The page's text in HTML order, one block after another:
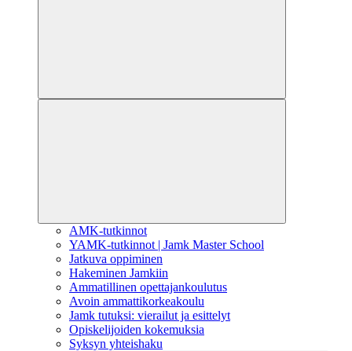
AMK-tutkinnot
YAMK-tutkinnot | Jamk Master School
Jatkuva oppiminen
Hakeminen Jamkiin
Ammatillinen opettajankoulutus
Avoin ammattikorkeakoulu
Jamk tutuksi: vierailut ja esittelyt
Opiskelijoiden kokemuksia
Syksyn yhteishaku